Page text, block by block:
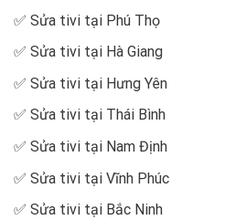
✅ Sửa tivi tại Phú Thọ
✅ Sửa tivi tại Hà Giang
✅ Sửa tivi tại Hưng Yên
✅ Sửa tivi tại Thái Bình
✅ Sửa tivi tại Nam Định
✅ Sửa tivi tại Vĩnh Phúc
✅ Sửa tivi tại Bắc Ninh